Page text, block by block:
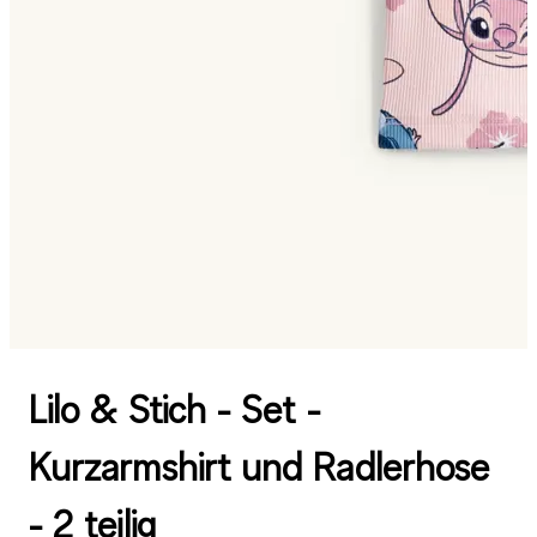
Lilo & Stich - Set -
Kurzarmshirt und Radlerhose
- 2 teilig